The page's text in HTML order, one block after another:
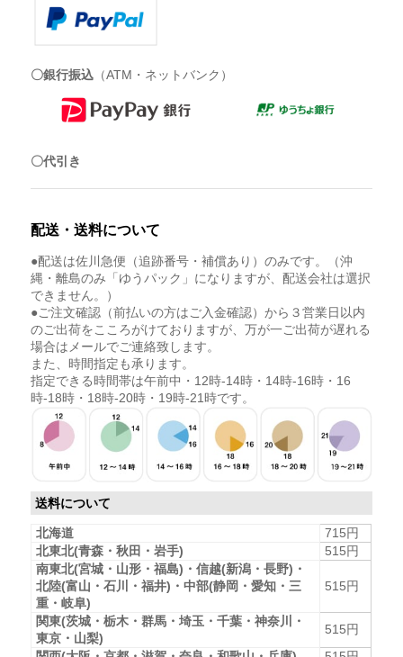
〇銀行振込 （ATM・ネットバンク）
〇代引き
配送・送料について
●配送は佐川急便（追跡番号・補償あり）のみです。（沖
縄・離島のみ「ゆうパック」になりますが、配送会社は選択
できません。）
●ご注文確認（前払いの方はご入金確認）から３営業日以内
のご出荷をこころがけておりますが、万が一ご出荷が遅れる
場合はメールでご連絡致します。
また、時間指定も承ります。
指定できる時間帯は午前中・12時-14時・14時-16時・16
時-18時・18時-20時・19時-21時です。
送料について
北海道
715円
北東北(青森・秋田・岩手)
515円
南東北(宮城・山形・福島)・信越(新潟・長野)・
北陸(富山・石川・福井)・中部(静岡・愛知・三
重・岐阜)
515円
関東(茨城・栃木・群馬・埼玉・千葉・神奈川・
東京・山梨)
515円